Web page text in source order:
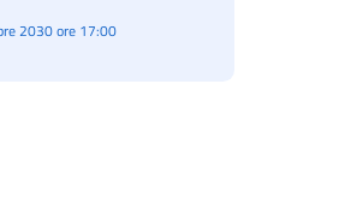
2030 ore 17:00